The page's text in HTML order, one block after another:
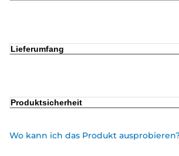
Lieferumfang
Produktsicherheit
Wo kann ich das Produkt